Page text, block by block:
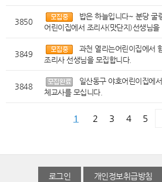
3850
밥은 하늘입니다~ 분당 굴
어린이집에서 조리사(맛단지)선생님
3849
과천 열리는어린이집에서
조리사 선생님을 모집합니다.
3848
일산동구 야호어린이집에
체교사를 모십니다.
1 2 3 4 5
로그인 개인정보취급방침